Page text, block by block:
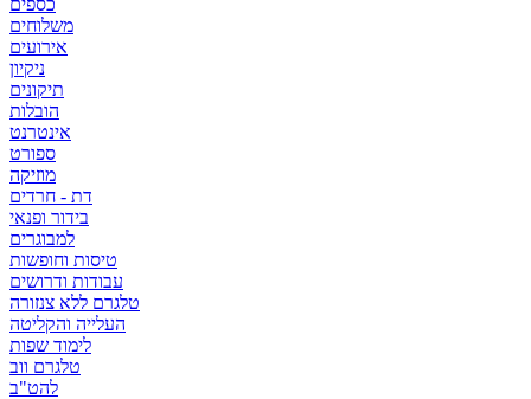
כספים
משלוחים
אירועים
ניקיון
תיקונים
הובלות
אינטרנט
ספורט
מוזיקה
דת - חרדים
בידור ופנאי
למבוגרים
טיסות וחופשות
עבודות ודרושים
טלגרם ללא צנזורה
העלייה והקליטה
לימוד שפות
טלגרם ווב
להט"ב